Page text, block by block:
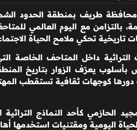
طريف بمنطقة الحدود
تاريخية تحكي ملامح الحياة
التراثية داخل المتاحف الخاصة
بأسلوب يعرّف الزوار بتاريخ
دورها كوجهات ثقافية تستقطب
اليومية ومقتنيات استخدمها